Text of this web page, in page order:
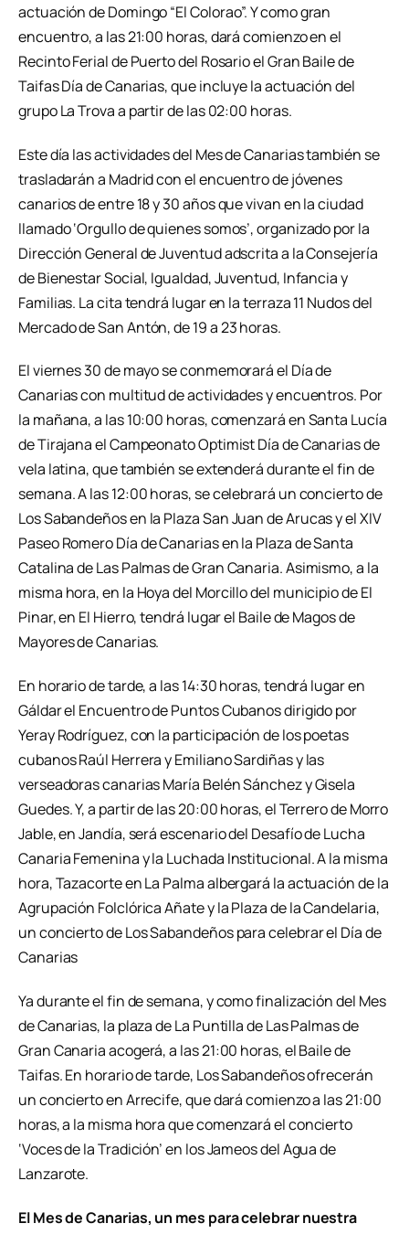
actuación de Domingo “El Colorao”. Y como gran
encuentro, a las 21:00 horas, dará comienzo en el
Recinto Ferial de Puerto del Rosario el Gran Baile de
Taifas Día de Canarias, que incluye la actuación del
grupo La Trova a partir de las 02:00 horas.
Este día las actividades del Mes de Canarias también se
trasladarán a Madrid con el encuentro de jóvenes
canarios de entre 18 y 30 años que vivan en la ciudad
llamado ‘Orgullo de quienes somos’, organizado por la
Dirección General de Juventud adscrita a la Consejería
de Bienestar Social, Igualdad, Juventud, Infancia y
Familias. La cita tendrá lugar en la terraza 11 Nudos del
Mercado de San Antón, de 19 a 23 horas.
El viernes 30 de mayo se conmemorará el Día de
Canarias con multitud de actividades y encuentros. Por
la mañana, a las 10:00 horas, comenzará en Santa Lucía
de Tirajana el Campeonato Optimist Día de Canarias de
vela latina, que también se extenderá durante el fin de
semana. A las 12:00 horas, se celebrará un concierto de
Los Sabandeños en la Plaza San Juan de Arucas y el XIV
Paseo Romero Día de Canarias en la Plaza de Santa
Catalina de Las Palmas de Gran Canaria. Asimismo, a la
misma hora, en la Hoya del Morcillo del municipio de El
Pinar, en El Hierro, tendrá lugar el Baile de Magos de
Mayores de Canarias.
En horario de tarde, a las 14:30 horas, tendrá lugar en
Gáldar el Encuentro de Puntos Cubanos dirigido por
Yeray Rodríguez, con la participación de los poetas
cubanos Raúl Herrera y Emiliano Sardiñas y las
verseadoras canarias María Belén Sánchez y Gisela
Guedes. Y, a partir de las 20:00 horas, el Terrero de Morro
Jable, en Jandía, será escenario del Desafío de Lucha
Canaria Femenina y la Luchada Institucional. A la misma
hora, Tazacorte en La Palma albergará la actuación de la
Agrupación Folclórica Añate y la Plaza de la Candelaria,
un concierto de Los Sabandeños para celebrar el Día de
Canarias
Ya durante el fin de semana, y como finalización del Mes
de Canarias, la plaza de La Puntilla de Las Palmas de
Gran Canaria acogerá, a las 21:00 horas, el Baile de
Taifas. En horario de tarde, Los Sabandeños ofrecerán
un concierto en Arrecife, que dará comienzo a las 21:00
horas, a la misma hora que comenzará el concierto
‘Voces de la Tradición’ en los Jameos del Agua de
Lanzarote.
El Mes de Canarias, un mes para celebrar nuestra